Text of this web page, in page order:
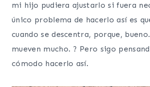
mi hijo pudiera ajustarlo si fuera
único problema de hacerlo así es
cuando se descentra, porque,
mueven mucho. ? Pero sigo
cómodo hacerlo así.